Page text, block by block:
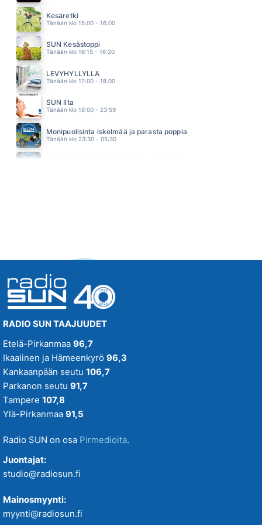
BACKSTREET BOYS
04.52
Kesäretki
Tänään klo 15:00 - 16:00
SUN Kesästoppi
Tänään klo 16:15 - 16:20
LEVYHYLLYLLÄ
Tänään klo 17:00 - 18:00
SUN Ilta
Tänään klo 18:00 - 23:59
Monipuolisinta iskelmää ja parasta poppia
Tänään klo 23:30 - 05:30
RADIO SUN TAAJUUDET
Etelä-Pirkanmaa 96,7
Ikaalinen ja Hämeenkyrö 96,3
Kankaanpään seutu 106,7
Parkanon seutu 91,7
Tampere 107,8
Ylä-Pirkanmaa 91,5
Radio SUN on osa Pirmedioita.
Juontajat:
studio@radiosun.fi
Mainosmyynti:
myynti@radiosun.fi